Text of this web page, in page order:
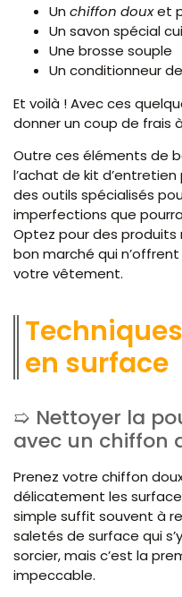
Un chiffon douxet
Un savon spécial
Une brosse souple
Un conditionneur
Et voilà ! Avec ces
donner un coup de frais
Outre ces éléments de
l’achat de kit
des outils spécialisés
imperfections que
Optez pour des produits
bon marché qui
votre vêtement.
en surface
Nettoyer la
avec un chiffon
Prenez votre chiffon
délicatement les
simple suffit souvent à
saletés de surface qui
sorcier, mais c’est la
impeccable.